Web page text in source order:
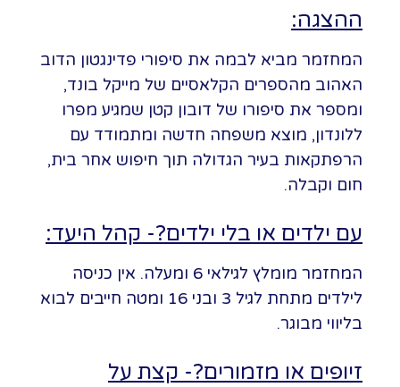
ההצגה:
המחזמר מביא לבמה את סיפורי פדינגטון הדוב
האהוב מהספרים הקלאסיים של מייקל בונד,
ומספר את סיפורו של דובון קטן שמגיע מפרו
ללונדון, מוצא משפחה חדשה ומתמודד עם
הרפתקאות בעיר הגדולה תוך חיפוש אחר בית,
חום וקבלה.
עם ילדים או בלי ילדים?- קהל היעד:
המחזמר מומלץ לגילאי 6 ומעלה. אין כניסה
לילדים מתחת לגיל 3 ובני 16 ומטה חייבים לבוא
בליווי מבוגר.
זיופים או מזמורים?- קצת על